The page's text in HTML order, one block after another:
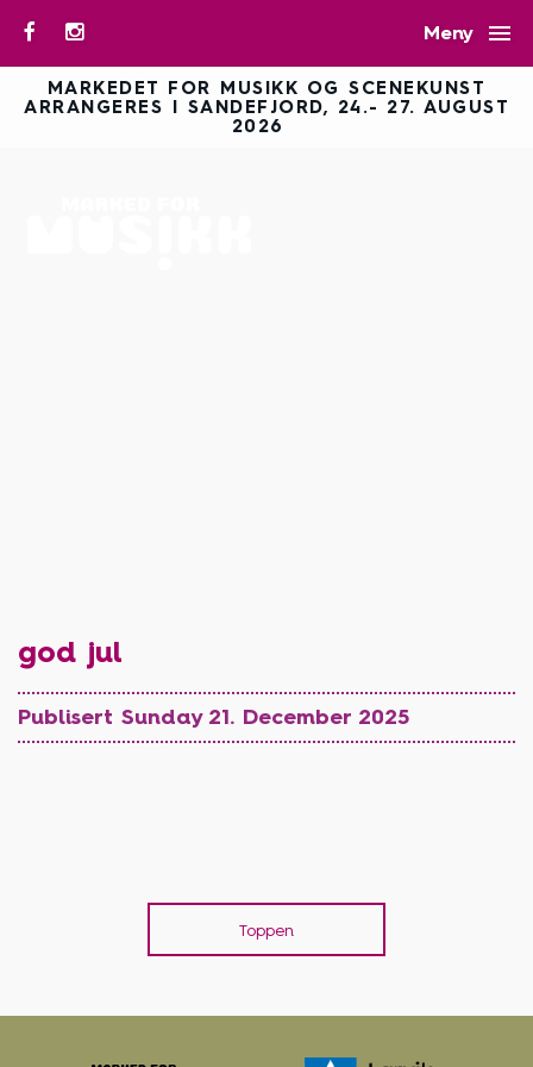
Meny 
MARKEDET FOR MUSIKK OG SCENEKUNST
ARRANGERES I SANDEFJORD, 24.- 27. AUGUST
2026
god jul
Publisert Sunday 21. December 2025
Toppen